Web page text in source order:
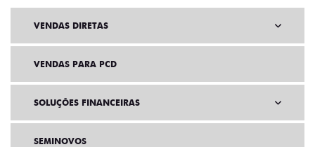
VENDAS DIRETAS
VENDAS PARA PCD
SOLUÇÕES FINANCEIRAS
SEMINOVOS